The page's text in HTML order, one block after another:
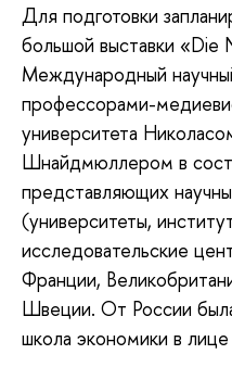
Для подготовки
большой выставки «Die
Международный
профессорами-
университета
Шнайдмюллером в
представляющих
(университеты,
исследовательские
Франции,
Швеции. От России
школа экономики в